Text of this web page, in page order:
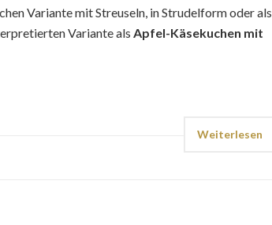
Variante mit Streuseln, in Strudelform oder als
Variante als Apfel-Käsekuchen mit
Weiterlesen